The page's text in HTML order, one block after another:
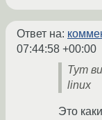
Ответ на:
07:44:58 +00:00
Тут
linux
Это